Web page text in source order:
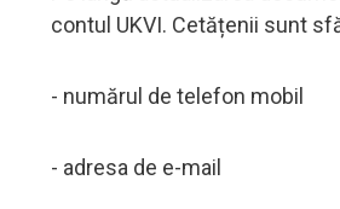
contul UKVI. Cetățenii sunt
- numărul de telefon mobil
- adresa de e-mail